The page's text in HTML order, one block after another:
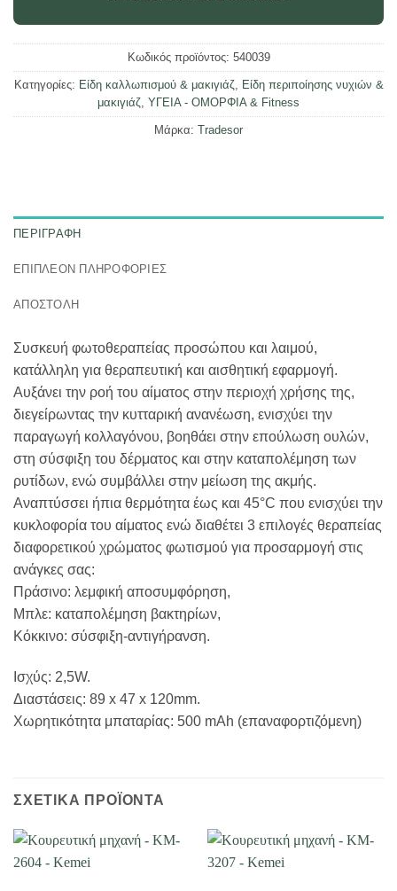
Κωδικός προϊόντος: 540039
Κατηγορίες: Είδη καλλωπισμού & μακιγιάζ, Είδη περιποίησης νυχιών &
μακιγιάζ ΥΓΕΙΑ - ΟΜΟΡΦΙΑ & Fitness
Μάρκα: Tradesor
ΠΕΡΙΓΡΑΦΉ
ΕΠΙΠΛΈΟΝ ΠΛΗΡΟΦΟΡΊΕΣ
ΑΠΟΣΤΟΛΗ
Συσκευή φωτοθεραπείας προσώπου και λαιμού,
κατάλληλη για θεραπευτική και αισθητική εφαρμογή.
Αυξάνει την ροή του αίματος στην περιοχή χρήσης της,
διεγείρωντας την κυτταρική ανανέωση, ενισχύει την
παραγωγή κολλαγόνου, βοηθάει στην επούλωση ουλών,
στη σύσφιξη του δέρματος και στην καταπολέμηση των
ρυτίδων, ενώ συμβάλλει στην μείωση της ακμής.
Αναπτύσσει ήπια θερμότητα έως και 45°C που ενισχύει την
κυκλοφορία του αίματος ενώ διαθέτει 3 επιλογές θεραπείας
διαφορετικού χρώματος φωτισμού για προσαρμογή στις
ανάγκες σας:
Πράσινο: λεμφική αποσυμφόρηση,
Μπλε: καταπολέμηση βακτηρίων,
Κόκκινο: σύσφιξη-αντιγήρανση.
Ισχύς: 2,5W.
Διαστάσεις: 89 x 47 x 120mm.
Χωρητικότητα μπαταρίας: 500 mAh (επαναφορτιζόμενη)
ΣΧΕΤΙΚΆ ΠΡΟΪΌΝΤΑ